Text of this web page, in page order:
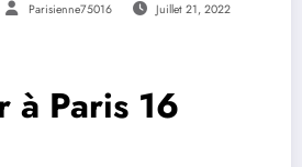
Parisienne75016 Juillet 21, 2022
à Paris 16